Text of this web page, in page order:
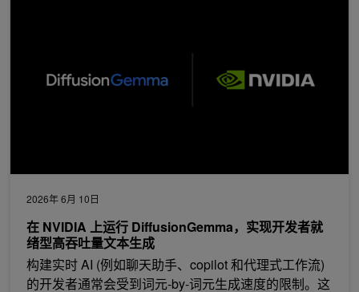
2026年 6月 10日
在 NVIDIA 上运行 DiffusionGemma，实现开发者就
绪型高吞吐量文本生成
构建实时 AI (例如聊天助手、copilot 和代理式工作流)
的开发者通常会受到词元-by-词元生成速度的限制。这